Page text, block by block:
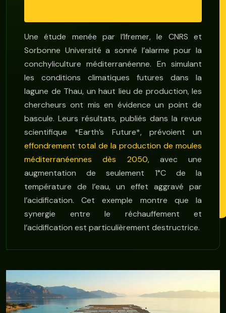
Une étude menée par l’Ifremer, le CNRS et
Sorbonne Université a sonné l’alarme pour la
conchyliculture méditerranéenne. En simulant
les conditions climatiques futures dans la
lagune de Thau, un haut lieu de production, les
chercheurs ont mis en évidence un point de
bascule. Leurs résultats, publiés dans la revue
scientifique *Earth’s Future*, prévoient un
effondrement total de la production de moules
méditerranéennes dès 2050, avec une
augmentation de seulement 1°C de la
température de l’eau, un effet aggravé par
l’acidification. Cet exemple montre que la
synergie entre le réchauffement et
l’acidification est particulièrement destructrice.